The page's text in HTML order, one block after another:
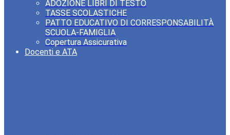
ADOZIONE LIBRI DI TESTO
TASSE SCOLASTICHE
PATTO EDUCATIVO DI CORRESPONSABILITÀ
SCUOLA-FAMIGLIA
Copertura Assicurativa
Docenti e ATA